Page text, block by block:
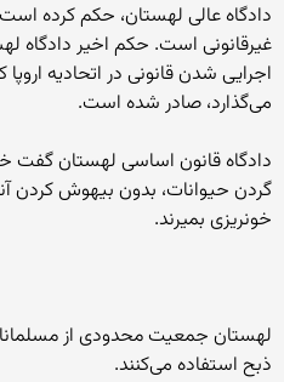
دادگاه عالی لهستان، حکم کرده
غیرقانونی است. حکم اخیر دادگاه
اجرایی شدن قانونی در اتحادیه
می‌گذارد، صادر شده است.
دادگاه قانون اساسی لهستان گفت
گردن حیوانات، بدون بیهوش کردن
خونریزی بمیرند.
لهستان جمعیت محدودی از
ذبح استفاده می‌کنند.